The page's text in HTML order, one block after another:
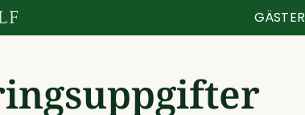
GÄSTER